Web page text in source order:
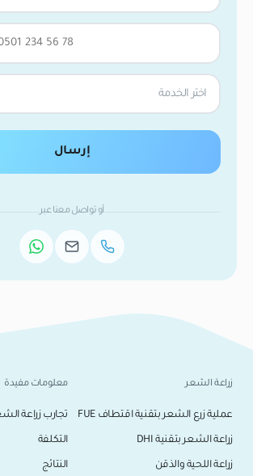
اختر الخدمة
إرسال
أو تواصل معنا عبر
زراعة الشعر
عملية زرع الشعر بتقنية اقتطاف FUE
زراعة الشعر بتقنية DHI
زراعة اللحية والذقن
معلومات مفيدة
تجارب زراعة
التكلفة
النتائج